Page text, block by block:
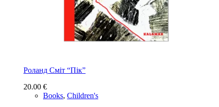
Роланд Сміт “Пiк”
20.00 €
Books, Children's